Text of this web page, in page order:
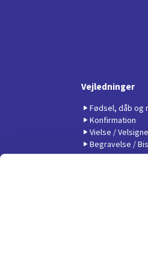
Vejledninger
Fødsel, dåb og
Konfirmation
Vielse /
Begravelse /